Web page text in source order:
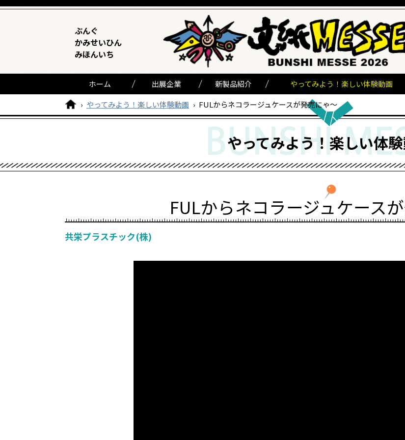
ぶんぐ
かみせいひん
みほんいち
ホーム 出展企業 新製品紹介 やってみよう！楽しい体験動画
› やってみよう！楽しい体験動画 › FULからネコラージュケースが発売にゃ〜
やってみよう！楽しい体
FULからネコラージュケース
共栄プラスチック(株)